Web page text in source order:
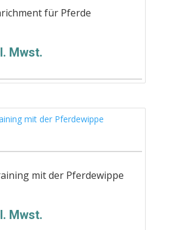
für Pferde
Mwst.
mit der Pferdewippe
Mwst.